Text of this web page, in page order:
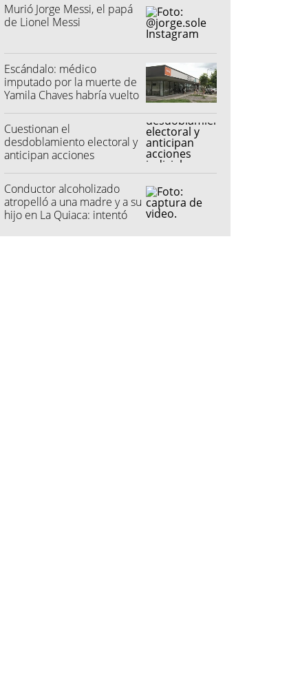
Murió Jorge Messi, el papá
de Lionel Messi
Escándalo: médico
imputado por la muerte de
Yamila Chaves habría vuelto
Cuestionan el
desdoblamiento electoral y
anticipan acciones
"colectoras"
Conductor alcoholizado
atropelló a una madre y a su
hijo en La Quiaca: intentó